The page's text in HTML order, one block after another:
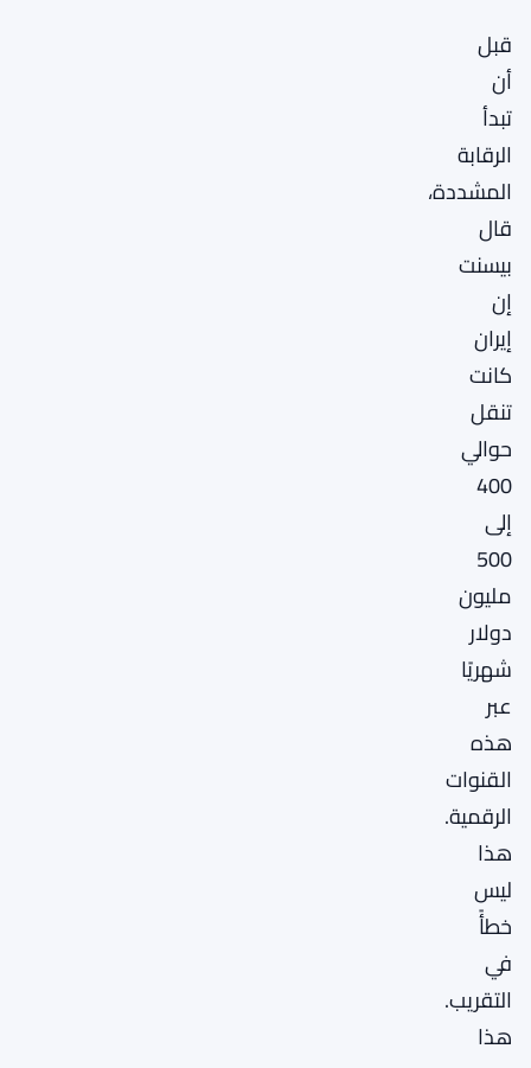
قبل
أن
تبدأ
الرقابة
المشددة،
قال
بيسنت
إن
إيران
كانت
تنقل
حوالي
400
إلى
500
مليون
دولار
شهريًا
عبر
هذه
القنوات
الرقمية.
هذا
ليس
خطأً
في
التقريب.
هذا